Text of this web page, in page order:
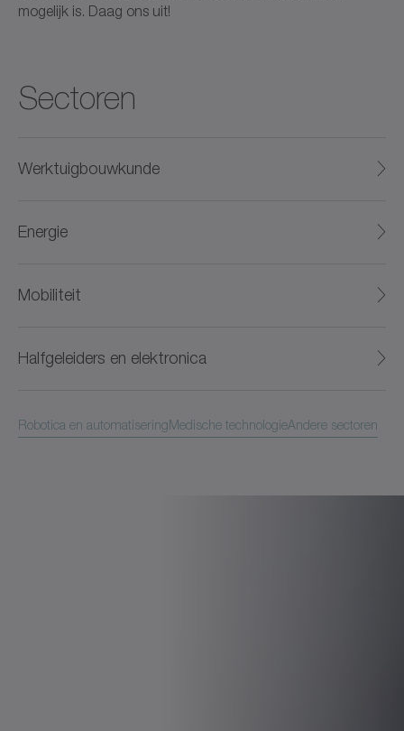
mogelijk is. Daag ons uit!
Sectoren
Werktuigbouwkunde
Energie
Mobiliteit
Halfgeleiders en elektronica
Robotica en automatiseringMedische technologieAndere sectoren